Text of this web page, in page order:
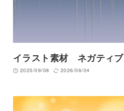
イラスト素材 ネガティブ
2025/09/08 2026/06/04